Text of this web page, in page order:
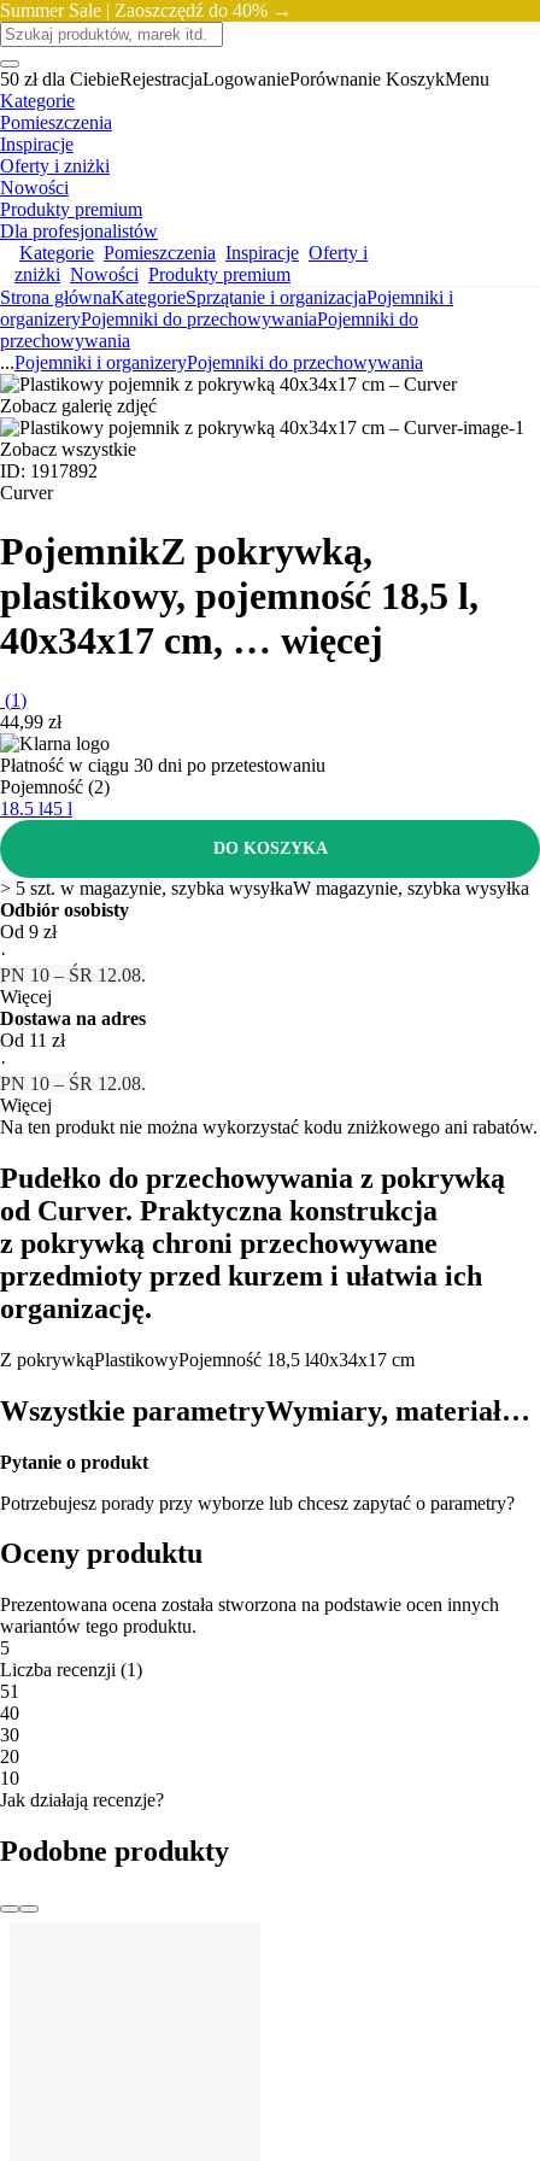
Summer Sale | Zaoszczędź do 40% →
50 zł dla CiebieRejestracjaLogowaniePorównanie KoszykMenu
Kategorie
Pomieszczenia
Inspiracje
Oferty i zniżki
Nowości
Produkty premium
Dla profesjonalistów
Kategorie Pomieszczenia Inspiracje Oferty i
zniżki Nowości Produkty premium
Strona głównaKategorieSprzątanie i organizacjaPojemniki i
organizeryPojemniki do przechowywaniaPojemniki do
przechowywania
...Pojemniki i organizeryPojemniki do przechowywania
Zobacz galerię zdjęć
Zobacz wszystkie
ID: 1917892
Curver
PojemnikZ pokrywką,
plastikowy, pojemność 18,5 l,
40x34x17 cm, … więcej
(1)
44,99 zł
Płatność w ciągu 30 dni po przetestowaniu
Pojemność (2)
18.5 l45 l
DO KOSZYKA
> 5 szt. w magazynie, szybka wysyłkaW magazynie, szybka wysyłka
Odbiór osobisty
Od 9 zł
·
PN 10 – ŚR 12.08.
Więcej
Dostawa na adres
Od 11 zł
·
PN 10 – ŚR 12.08.
Więcej
Na ten produkt nie można wykorzystać kodu zniżkowego ani rabatów.
Pudełko do przechowywania z pokrywką
od Curver. Praktyczna konstrukcja
z pokrywką chroni przechowywane
przedmioty przed kurzem i ułatwia ich
organizację.
Z pokrywkąPlastikowyPojemność 18,5 l40x34x17 cm
Wszystkie parametryWymiary, materiał…
Pytanie o produkt
Potrzebujesz porady przy wyborze lub chcesz zapytać o parametry?
Oceny produktu
Prezentowana ocena została stworzona na podstawie ocen innych
wariantów tego produktu.
5
Liczba recenzji (1)
51
40
30
20
10
Jak działają recenzje?
Podobne produkty